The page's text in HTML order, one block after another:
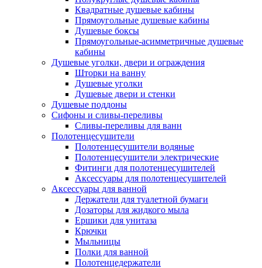
Квадратные душевые кабины
Прямоугольные душевые кабины
Душевые боксы
Прямоугольные-асимметричные душевые
кабины
Душевые уголки, двери и ограждения
Шторки на ванну
Душевые уголки
Душевые двери и стенки
Душевые поддоны
Сифоны и сливы-переливы
Сливы-переливы для ванн
Полотенцесушители
Полотенцесушители водяные
Полотенцесушители электрические
Фитинги для полотенцесушителей
Аксессуары для полотенцесушителей
Аксессуары для ванной
Держатели для туалетной бумаги
Дозаторы для жидкого мыла
Ершики для унитаза
Крючки
Мыльницы
Полки для ванной
Полотенцедержатели